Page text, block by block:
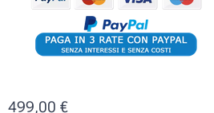
499,00 €